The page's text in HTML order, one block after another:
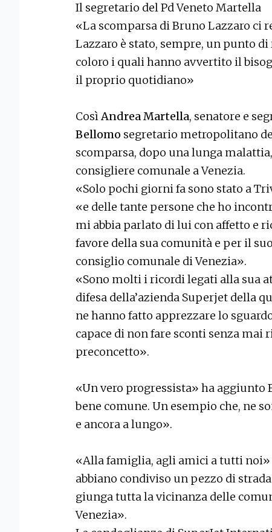
Il segretario del Pd Veneto Martella
«La scomparsa di Bruno Lazzaro ci
Lazzaro è stato, sempre, un punto
coloro i quali hanno avvertito il
il proprio quotidiano»
CosìAndrea Martella, senatore e
Bellomo segretario metropolitano
scomparsa, dopo una lunga
consigliere comunale a Venezia.
«Solo pochi giorni fa sono stato a
«e delle tante persone che ho
mi abbia parlato di lui con affetto e
favore della sua comunità e per il
consiglio comunale di Venezia».
«Sono molti i ricordi legati alla sua
difesa della’azienda Superjet della
ne hanno fatto apprezzare lo
capace di non fare sconti senza
preconcetto».
«Un vero progressista» ha
bene comune. Un esempio che, ne
e ancora a lungo».
«Alla famiglia, agli amici a tutti
abbiano condiviso un pezzo di
giunga tutta la vicinanza delle
Venezia».